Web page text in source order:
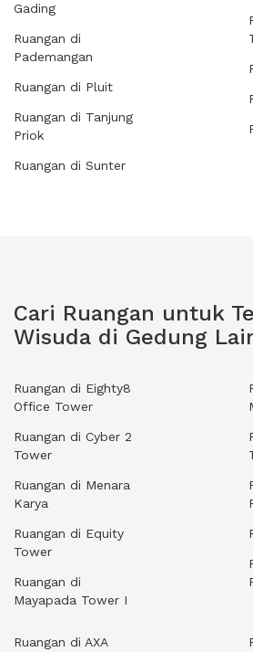
Gading
Ruangan di
Pademangan
Ruangan di Pluit
Ruangan di Tanjung
Priok
Ruangan di Sunter
Cari Ruangan untuk
Wisuda di Gedung
Ruangan di Eighty8
Office Tower
Ruangan di Cyber 2
Tower
Ruangan di Menara
Karya
Ruangan di Equity
Tower
Ruangan di
Mayapada Tower I
Ruangan di AXA